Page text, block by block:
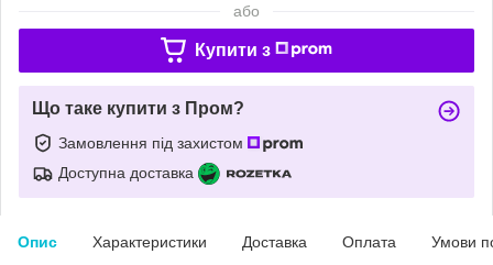
або
Купити з
Що таке купити з Пром?
Замовлення під захистом
Доступна доставка
Опис Характеристики Доставка Оплата Умови